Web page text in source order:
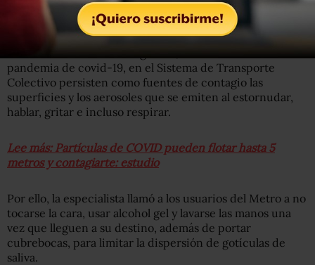
de las más concurridas en hora pico.
De acuerdo con la investigadora, en el contexto de la
pandemia de covid-19, en el Sistema de Transporte
Colectivo persisten como fuentes de contagio las
superficies y los aerosoles que se emiten al estornudar,
hablar, gritar e incluso respirar.
Lee más: Partículas de COVID pueden flotar hasta 5
metros y contagiarte: estudio
Por ello, la especialista llamó a los usuarios del Metro a no
tocarse la cara, usar alcohol gel y lavarse las manos una
vez que lleguen a su destino, además de portar
cubrebocas, para limitar la dispersión de gotículas de
saliva.